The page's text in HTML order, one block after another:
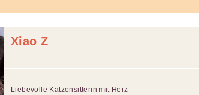
Xiao Z
Liebevolle Katzensitterin mit Herz